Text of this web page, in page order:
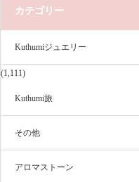
カテゴリー
Kuthumiジュエリー
(1,111)
Kuthumi旅
その他
アロマストーン